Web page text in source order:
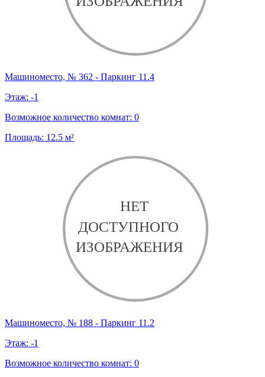
Машиноместо, № 362 - Паркинг 11.4
Этаж: -1
Возможное количество комнат: 0
Площадь: 12.5 м²
Машиноместо, № 188 - Паркинг 11.2
Этаж: -1
Возможное количество комнат: 0